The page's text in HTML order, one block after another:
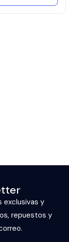
exclusivas y
repuestos y